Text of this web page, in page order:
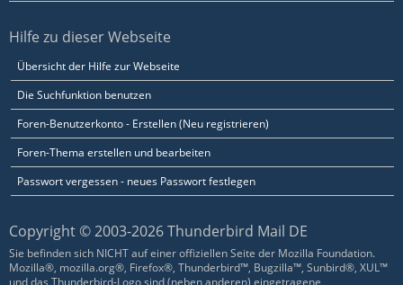
Hilfe zu dieser Webseite
Übersicht der Hilfe zur Webseite
Die Suchfunktion benutzen
Foren-Benutzerkonto - Erstellen (Neu registrieren)
Foren-Thema erstellen und bearbeiten
Passwort vergessen - neues Passwort festlegen
Copyright © 2003-2026 Thunderbird Mail DE
Sie befinden sich NICHT auf einer offiziellen Seite der Mozilla Foundation.
Mozilla®, mozilla.org®, Firefox®, Thunderbird™, Bugzilla™, Sunbird®, XUL™
und das Thunderbird-Logo sind (neben anderen) eingetragene